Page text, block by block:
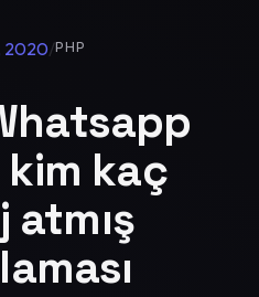
2020/PHP
kaç
atmış